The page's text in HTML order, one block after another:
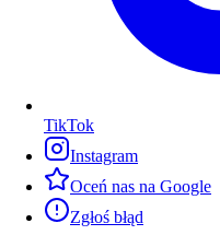
TikTok
Instagram
Oceń nas na Google
Zgłoś błąd